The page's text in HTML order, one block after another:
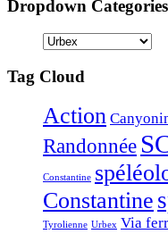
Dropdown Categories
Tag Cloud
Action
Randonnée
Constantine
Constantine
Tyrolienne Urbex Via